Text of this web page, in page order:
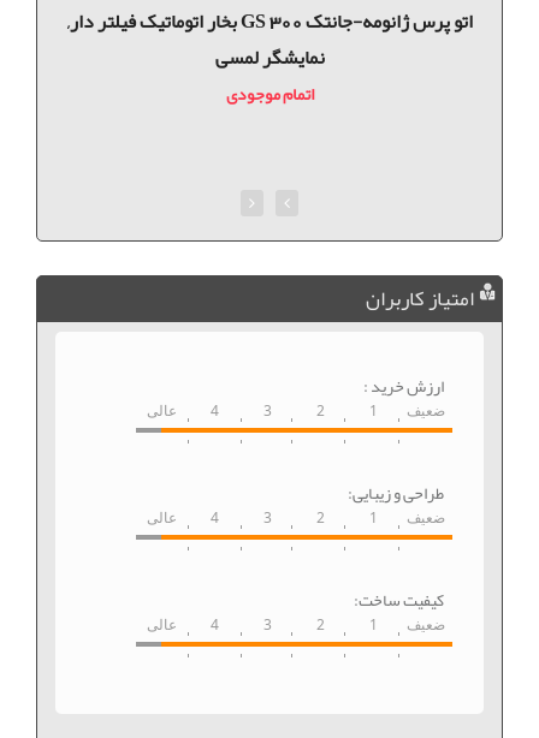
اتو پرس ژانومه-جانتک GS 300 بخار اتوماتیک فیلتر دار,
نمایشگر لمسی
اتمام موجودی
امتیاز کاربران
ارزش خرید :
ضعیف 1
2
3
4 عالی
طراحی و زیبایی:
ضعیف 1
2
3
4 عالی
کیفیت ساخت:
ضعیف 1
2
3
4 عالی